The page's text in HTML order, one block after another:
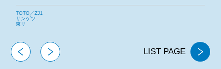
TOTO／ZJ1
サンゲツ
東リ
LIST PAGE